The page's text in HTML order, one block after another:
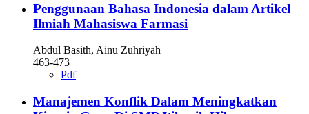
Penggunaan Bahasa Indonesia dalam Artikel
Ilmiah Mahasiswa Farmasi
Abdul Basith, Ainu Zuhriyah
463-473
Pdf
Manajemen Konflik Dalam Meningkatkan